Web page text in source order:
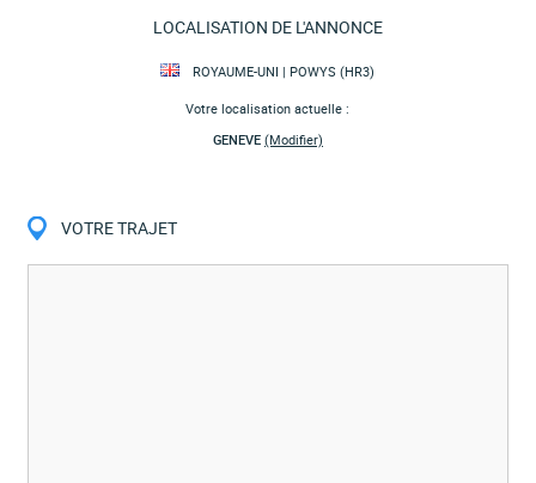
LOCALISATION DE L'ANNONCE
ROYAUME-UNI | POWYS (HR3)
Votre localisation actuelle :
GENEVE (Modifier)
VOTRE TRAJET